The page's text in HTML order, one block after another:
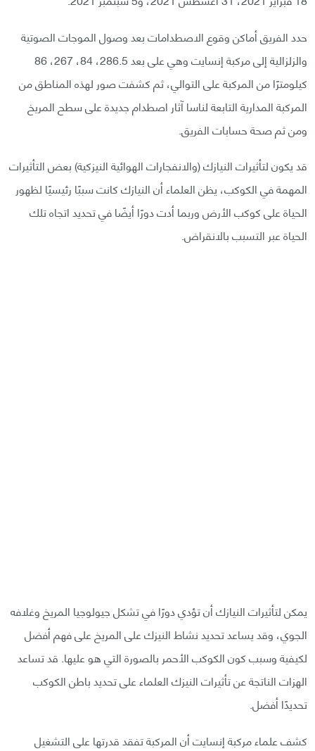
حدد الفريق أماكن وقوع الاصطدامات بعد وصول الموجات الصوتية
والزلزالية إلى مركبة إنسايت وهي على بعد 286.5، 84، 267، 86
كيلومترًا من المركبة على التوالي، ثم كشفت صور لهذه المناطق من
المركبة المدارية التابعة لناسا آثار اصطدام جديدة على سطح المريخ
ومن ثم صحة حسابات الفريق.
قد يكون لتأثيرات النيازك (والانفجارات الهوائية النيزكية) بعض التأثيرات
المهمة في الكوكب، يظن العلماء أن النيازك كانت سببًا رئيسيًا لظهور
الحياة على كوكب الأرض وربما أدت دورًا أيضًا في تحديد اتجاه تلك
الحياة عبر التسبب بالانقراض.
يمكن لتأثيرات النيازك أن تؤدي دورًا في تشكل جيولوجيا المريخ وغلافه
الجوي، وقد يساعد تحديد نشاط النيزك على المريخ على فهم أفضل
لكيفية وسبب كون الكوكب الأحمر بالصورة التي هو عليها. قد تساعد
الهزات الناتجة عن تأثيرات النيزك العلماء على تحديد باطن الكوكب
تحديدًا أفضل.
كشف علماء مركبة إنسايت أن المركبة تفقد قدرتها على التشغيل